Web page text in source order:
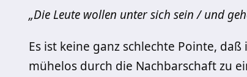
„Die Leute wollen unter sich sein / und
Es ist keine ganz schlechte Pointe,
mühelos durch die Nachbarschaft zu